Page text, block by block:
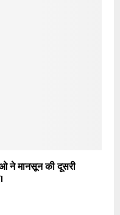
ने मानसून की दूसरी